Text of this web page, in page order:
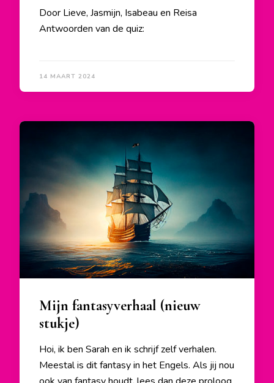
Door Lieve, Jasmijn, Isabeau en Reisa
Antwoorden van de quiz:
14 MAART 2024
Mijn fantasyverhaal (nieuw
stukje)
Hoi, ik ben Sarah en ik schrijf zelf verhalen.
Meestal is dit fantasy in het Engels. Als jij nou